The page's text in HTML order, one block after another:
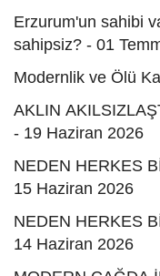
Erzurum'un sahibi
sahipsiz? - 01
Modernlik ve Ölü
AKLIN
- 19 Haziran 2026
NEDEN HERKES
15 Haziran 2026
NEDEN HERKES
14 Haziran 2026